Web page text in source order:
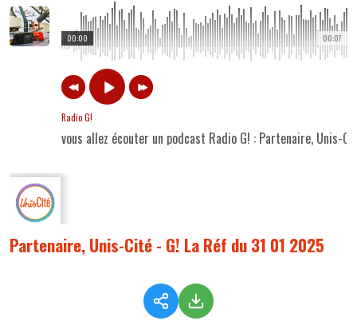
00:07
00:00
Radio G!
vous allez écouter un podcast Radio G! : Partenaire, Unis-
Partenaire, Unis-Cité - G! La Réf du 31 01 2025